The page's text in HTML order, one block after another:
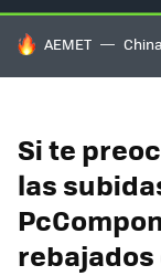
HOY SE HABLA DE
AEMET China
Si te
las